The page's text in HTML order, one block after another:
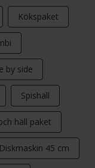
Kökspaket
by side
Spishäll
häll paket
Diskmaskin 45 cm